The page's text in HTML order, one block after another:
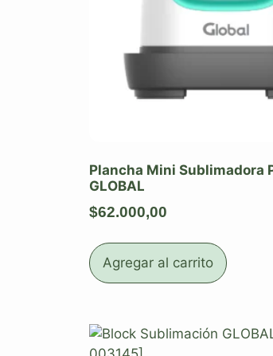
Plancha Mini Sublimadora
GLOBAL
$62.000,00
Agregar al carrito